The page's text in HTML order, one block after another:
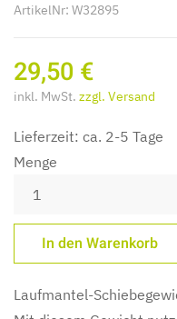
ArtikelNr: W32895
29,50 €
inkl. MwSt. zzgl. Versand
Lieferzeit: ca. 2-5 Tage
Menge
Laufmantel-